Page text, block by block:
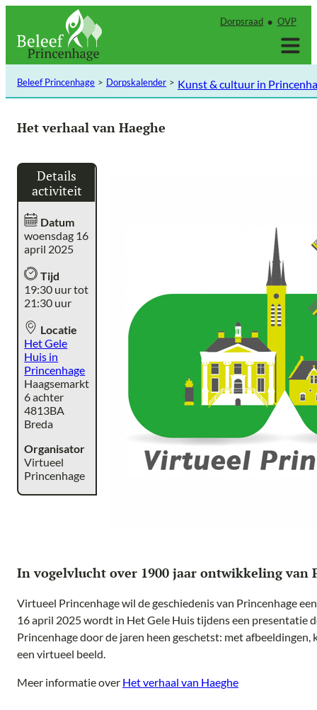
inhoud
Dorpsraad OVP
Beleef Princenhage Dorpskalender Kunst & cultuur in
Het verhaal van Haeghe
Details
activiteit
Datum
woensdag 16
april 2025
Tijd
19:30 uur tot
21:30 uur
Locatie
Het Gele
Huis in
Princenhage
Haagsemarkt
6 achter
4813BA
Breda
Organisator
Virtueel
Princenhage
In vogelvlucht over 1900 jaar ontwikkeling van
Virtueel Princenhage wil de geschiedenis van Princenhage
16 april 2025 wordt in Het Gele Huis tijdens een presentatie
Princenhage door de jaren heen geschetst: met afbeeldingen,
een virtueel beeld.
Meer informatie over Het verhaal van Haeghe